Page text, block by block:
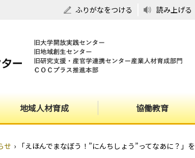
ふりがなをつける 読み上げる
地域人材育成 協働教育
せ › 「えほんでまなぼう！”にんちしょう”ってなあに？